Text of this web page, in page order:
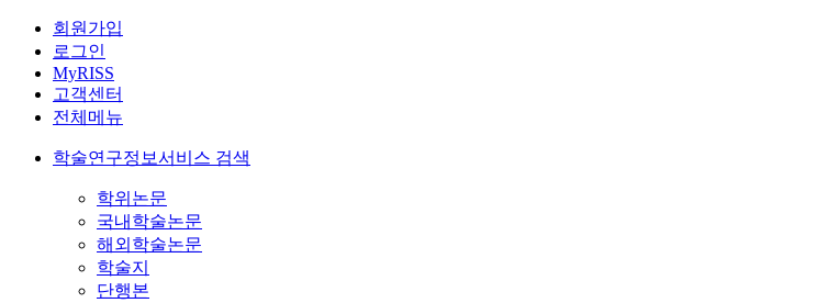
회원가입
로그인
MyRISS
고객센터
전체메뉴
학술연구정보서비스 검색
학위논문
국내학술논문
해외학술논문
학술지
단행본